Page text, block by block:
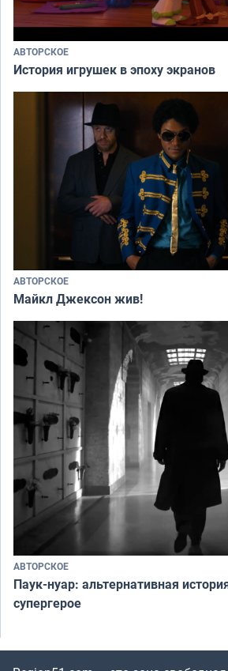
АВТОРСКОЕ
История игрушек в эпоху экранов
АВТОРСКОЕ
Майкл Джексон жив!
АВТОРСКОЕ
Паук-нуар: альтернативная
супергерое